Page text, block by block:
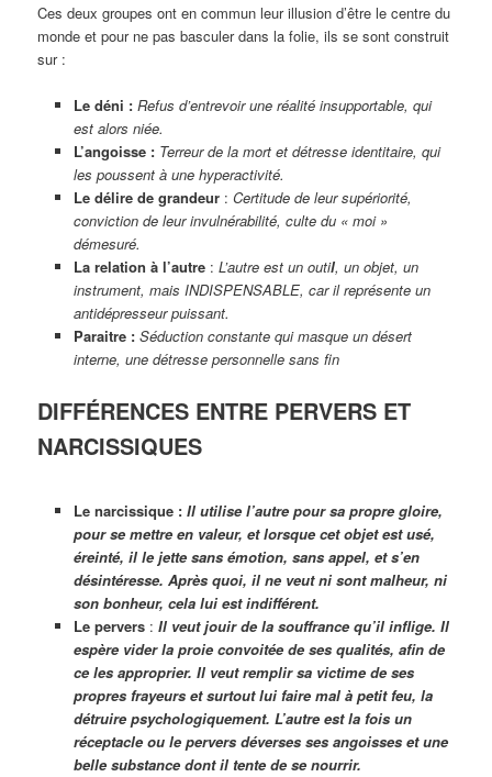
Ces deux groupes ont en commun leur illusion d’être le centre du
monde et pour ne pas basculer dans la folie, ils se sont construit
sur :
Le déni : Refus d’entrevoir une réalité insupportable, qui
est alors niée.
L’angoisse : Terreur de la mort et détresse identitaire, qui
les poussent à une hyperactivité.
Le délire de grandeur: Certitude de leur supériorité,
conviction de leur invulnérabilité, culte du « moi »
démesuré.
La relation à l’autre : L’autre est un outil, un objet, un
instrument, mais INDISPENSABLE, car il représente un
antidépresseur puissant.
Paraitre : Séduction constante qui masque un désert
interne, une détresse personnelle sans fin
DIFFÉRENCES ENTRE PERVERS ET
NARCISSIQUES
Le narcissique : Il utilise l’autre pour sa propre gloire,
pour se mettre en valeur, et lorsque cet objet est usé,
éreinté, il le jette sans émotion, sans appel, et s’en
désintéresse. Après quoi, il ne veut ni sont malheur, ni
son bonheur, cela lui est indifférent.
Le pervers : Il veut jouir de la souffrance qu’il inflige. Il
espère vider la proie convoitée de ses qualités, afin de
ce les approprier. Il veut remplir sa victime de ses
propres frayeurs et surtout lui faire mal à petit feu, la
détruire psychologiquement. L’autre est la fois un
réceptacle ou le pervers déverses ses angoisses et une
belle substance dont il tente de se nourrir.